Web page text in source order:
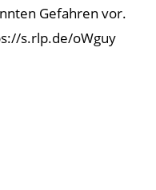
Gefahren vor.
s.rlp.de/oWguy